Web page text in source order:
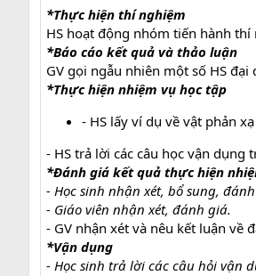
*Thực hiện thí nghiệm
HS hoạt động nhóm tiến hành
*Báo cáo kết quả và thảo luận
GV gọi ngẫu nhiên một số HS
*Thực hiện nhiệm vụ học tập
- HS lấy ví dụ về vật phản
- HS trả lời các câu học vận dụng
*Đánh giá kết quả thực hiện
- Học sinh nhận xét, bổ sung,
- Giáo viên nhận xét, đánh giá.
- GV nhận xét và nêu kết luận về
*Vận dụng
- Học sinh trả lời các câu hỏi vận